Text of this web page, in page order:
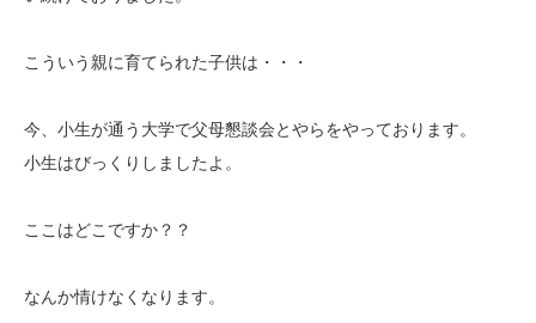
こういう親に育てられた子供は・・・
今、小生が通う大学で父母懇談会とやらをやっております。
小生はびっくりしましたよ。
ここはどこですか？？
なんか情けなくなります。